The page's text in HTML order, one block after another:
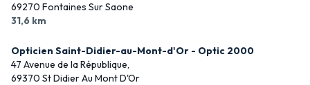
69270 Fontaines Sur Saone
31,6 km
Opticien Saint-Didier-au-Mont-d'Or - Optic 2000
47 Avenue de la République,
69370 St Didier Au Mont D'Or